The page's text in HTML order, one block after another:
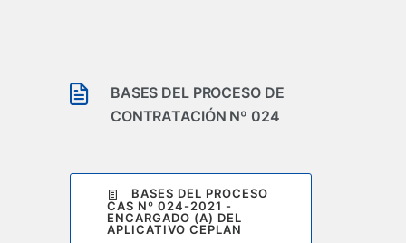
BASES DEL PROCESO DE
CONTRATACIÓN Nº 024
BASES DEL PROCESO
CAS Nº 024-2021 -
ENCARGADO (A) DEL
APLICATIVO CEPLAN